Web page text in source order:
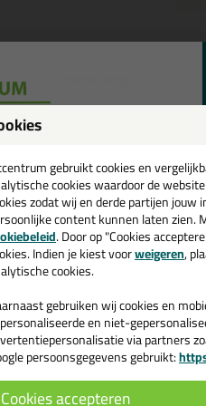
it Silicon
de Seal-it Silicon 218 in
je meer weten over de toepassing
gebruikt cookies en
cookies waardoor de
zodat wij en derde partijen
content kunnen laten zien.
. Door op "Cookies
Indien je kiest voorweigeren,
cookies.
gebruiken wij cookies en
en niet-
via partners
persoonsgegevens gebruikt:
Cookies accepteren
💚
en ontvang een
€35,-bij je eerste bestelling!
de actiecode ›